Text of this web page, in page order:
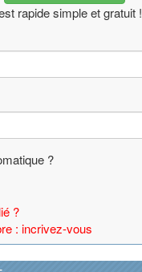
rapide simple et gratuit !
?
?
: incrivez-vous